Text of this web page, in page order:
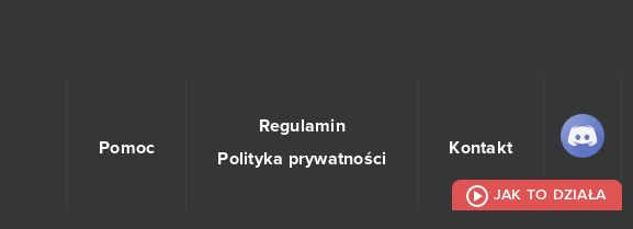
JAK TO DZIAŁA
Pomoc
Regulamin
Polityka prywatności
Kontakt